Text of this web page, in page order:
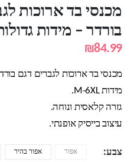
מכנסי בד ארוכות
בורדר – מידות
₪84.99
מכנסי בד ארוכות לגברים דגם
מידות M-6XL.
גזרה קלאסית ונוחה.
עיצוב בייסיק אופנתי.
צבע אפור אפור בהיר